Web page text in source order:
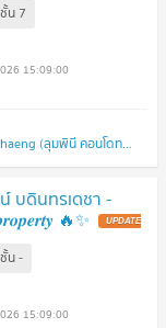
ชั้น 7
15:09:00
Lumpini Condo Town Bodindecha - Ramkhamhaeng (ลุมพินี คอนโดทาวน์ บดินทรเดชา - รามคำแหง)
บดินทรเดชา -
🔥✨ UPDATE
ชั้น-
15:09:00